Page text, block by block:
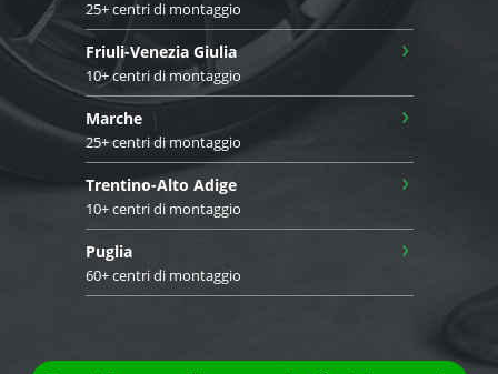
25+ centri di montaggio
Friuli-Venezia Giulia
10+ centri di montaggio
›
Marche
25+ centri di montaggio
›
Trentino-Alto Adige
10+ centri di montaggio
›
Puglia
60+ centri di montaggio
›